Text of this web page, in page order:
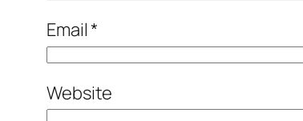
Email*
Website